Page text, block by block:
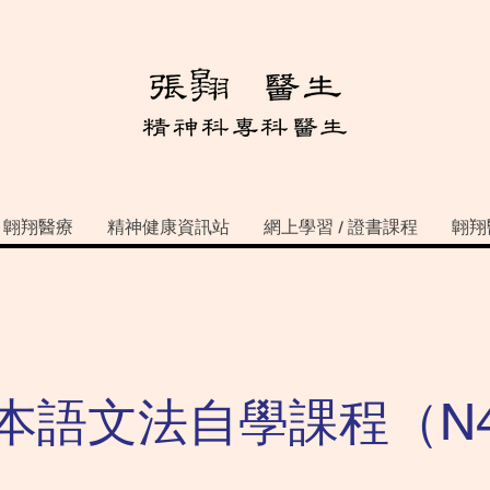
翺翔醫療 精神健康資訊站 網上學習 / 證書課程 翺翔
語文法自學課程（N4